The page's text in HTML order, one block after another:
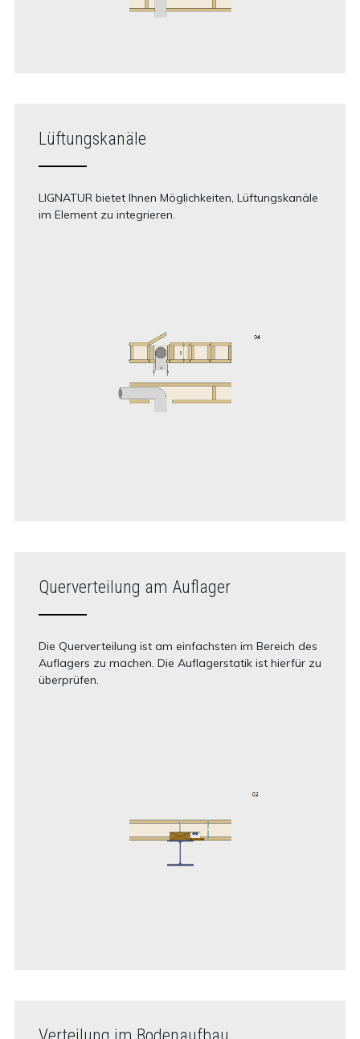
Lüftungskanäle
LIGNATUR bietet Ihnen Möglichkeiten, Lüftungskanäle
im Element zu integrieren.
Querverteilung am Auflager
Die Querverteilung ist am einfachsten im Bereich des
Auflagers zu machen. Die Auflagerstatik ist hierfür zu
überprüfen.